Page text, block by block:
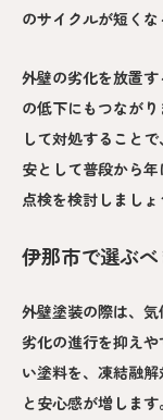
のサイクルが短くな
外壁の劣化を放置
の低下にもつなが
して対処すること
安として普段から
点検を検討しましょ
伊那市で選ぶ
外壁塗装の際は、
劣化の進行を抑え
い塗料を、凍結融
と安心感が増しま